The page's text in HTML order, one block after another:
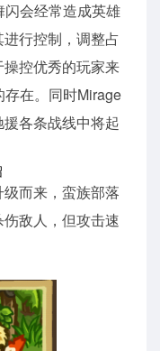
会经常造成英雄
行控制，调整占
控优秀的玩家来
在。同时Mirage
各条战线中将起
而来，蛮族部落
敌人，但攻击速